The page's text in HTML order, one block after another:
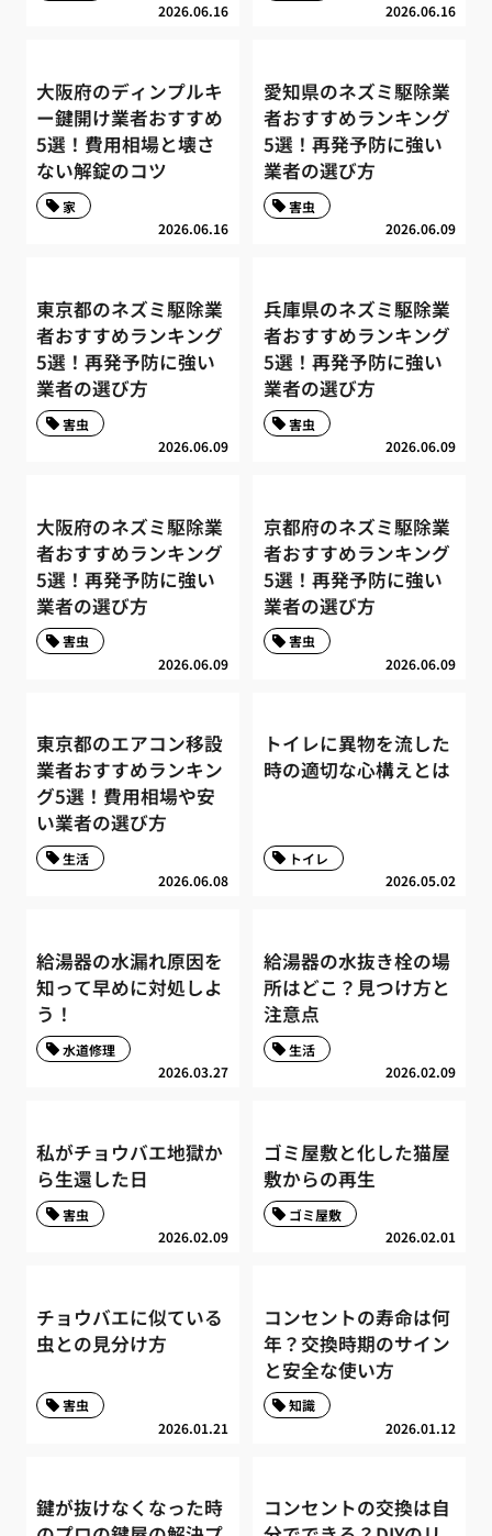
2026.06.16 2026.06.16
大阪府のディンプルキ
ー鍵開け業者おすすめ
5選！費用相場と壊さ
ない解錠のコツ
2026.06.16
家
愛知県のネズミ駆除業
者おすすめランキング
5選！再発予防に強い
業者の選び方
2026.06.09
害虫
東京都のネズミ駆除業
者おすすめランキング
5選！再発予防に強い
業者の選び方
2026.06.09
害虫
兵庫県のネズミ駆除業
者おすすめランキング
5選！再発予防に強い
業者の選び方
2026.06.09
害虫
大阪府のネズミ駆除業
者おすすめランキング
5選！再発予防に強い
業者の選び方
2026.06.09
害虫
京都府のネズミ駆除業
者おすすめランキング
5選！再発予防に強い
業者の選び方
2026.06.09
害虫
東京都のエアコン移設
業者おすすめランキン
グ5選！費用相場や安
い業者の選び方
2026.06.08
生活
トイレに異物を流した
時の適切な心構えとは
2026.05.02
トイレ
給湯器の水漏れ原因を
知って早めに対処しよ
う！
2026.03.27
水道修理
給湯器の水抜き栓の場
所はどこ？見つけ方と
注意点
2026.02.09
生活
私がチョウバエ地獄か
ら生還した日
2026.02.09
害虫
ゴミ屋敷と化した猫屋
敷からの再生
2026.02.01
ゴミ屋敷
チョウバエに似ている
虫との見分け方
2026.01.21
害虫
コンセントの寿命は何
年？交換時期のサイン
と安全な使い方
2026.01.12
知識
鍵が抜けなくなった時
コンセントの交換は自